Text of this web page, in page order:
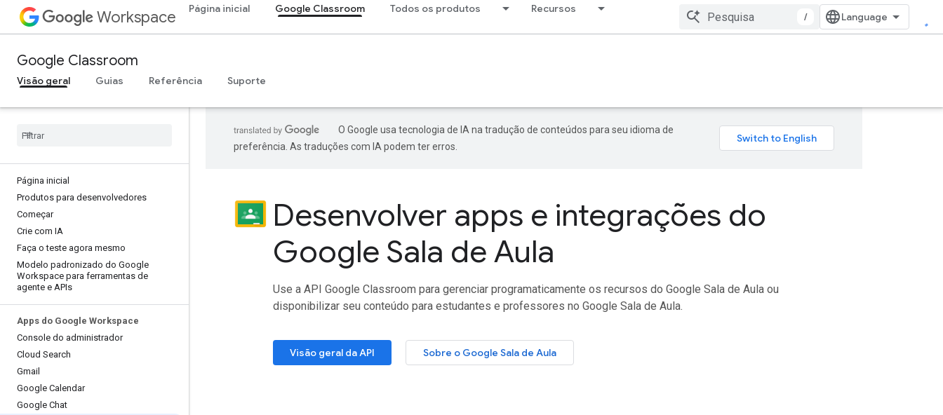
Workspace Página inicial Google Classroom Todos os produtos Recursos
/
Google Classroom
Visão geral Guias Referência Suporte
Página inicial
Produtos para desenvolvedores
Começar
Crie com IA
Faça o teste agora mesmo
Modelo padronizado do Google
Workspace para ferramentas de
agente e APIs
Apps do Google Workspace
Console do administrador
Cloud Search
Gmail
Google Calendar
Google Chat
O Google usa tecnologia de IA na tradução de conteúdos para seu idioma de
preferência. As traduções com IA podem ter erros.
Desenvolver apps e integrações do
Google Sala de Aula
Use a API Google Classroom para gerenciar programaticamente os recursos do Google Sala de Aula ou
disponibilizar seu conteúdo para estudantes e professores no Google Sala de Aula.
Visão geral da API Sobre o Google Sala de Aula